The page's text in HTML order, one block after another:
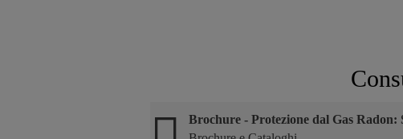
Brochure - Protezione dal Gas